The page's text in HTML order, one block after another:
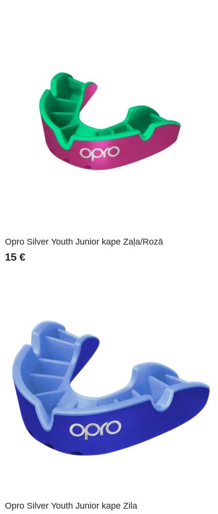
Opro Silver Youth Junior kape Zaļa/Rozā
15 €
Opro Silver Youth Junior kape Zila